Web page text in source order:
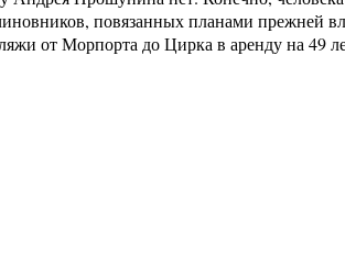
повязанных планами прежней
от Морпорта до Цирка в аренду на 49